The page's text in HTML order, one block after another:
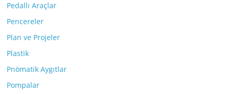
Pedallı Araçlar
Pencereler
Plan ve Projeler
Plastik
Pnömatik Aygıtlar
Pompalar